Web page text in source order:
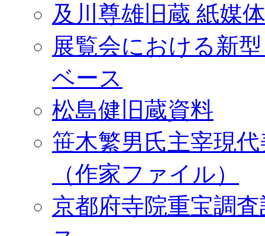
及川尊雄旧蔵 紙媒
展覧会における新
ベース
松島健旧蔵資料
笹木繁男氏主宰現
（作家ファイル）
京都府寺院重宝調